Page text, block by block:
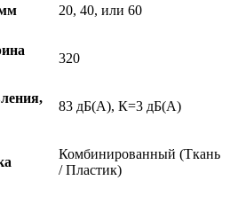
20, 40, или 60
320
83 дБ(А), К=3 дБ(А)
Комбинированный (Ткань
/ Пластик)